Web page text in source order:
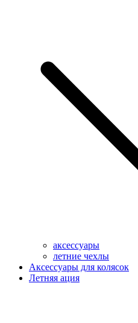
аксессуары
летние чехлы
Аксессуары для колясок
Летняя ация